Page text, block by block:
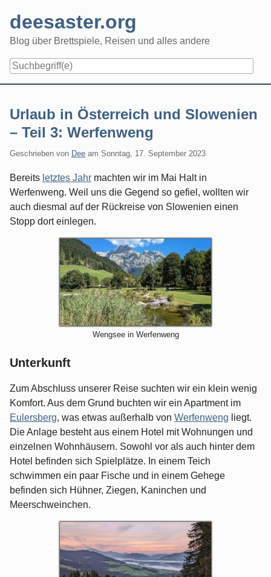
content
deesaster.org
Blog über Brettspiele, Reisen und alles andere
Urlaub in Österreich und Slowenien
– Teil 3: Werfenweng
Geschrieben von Dee am Sonntag, 17. September 2023
Bereits letztes Jahr machten wir im Mai Halt in
Werfenweng. Weil uns die Gegend so gefiel, wollten wir
auch diesmal auf der Rückreise von Slowenien einen
Stopp dort einlegen.
Wengsee in Werfenweng
Unterkunft
Zum Abschluss unserer Reise suchten wir ein klein wenig
Komfort. Aus dem Grund buchten wir ein Apartment im
Eulersberg, was etwas außerhalb von Werfenweng liegt.
Die Anlage besteht aus einem Hotel mit Wohnungen und
einzelnen Wohnhäusern. Sowohl vor als auch hinter dem
Hotel befinden sich Spielplätze. In einem Teich
schwimmen ein paar Fische und in einem Gehege
befinden sich Hühner, Ziegen, Kaninchen und
Meerschweinchen.